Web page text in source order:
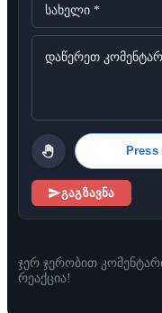
გაგზავნა
ჯერ ჯერობით
რეაქცია!